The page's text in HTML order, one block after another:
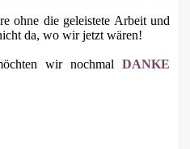
ohne die geleistete Arbeit und
da, wo wir jetzt wären!
wir nochmal DANKE